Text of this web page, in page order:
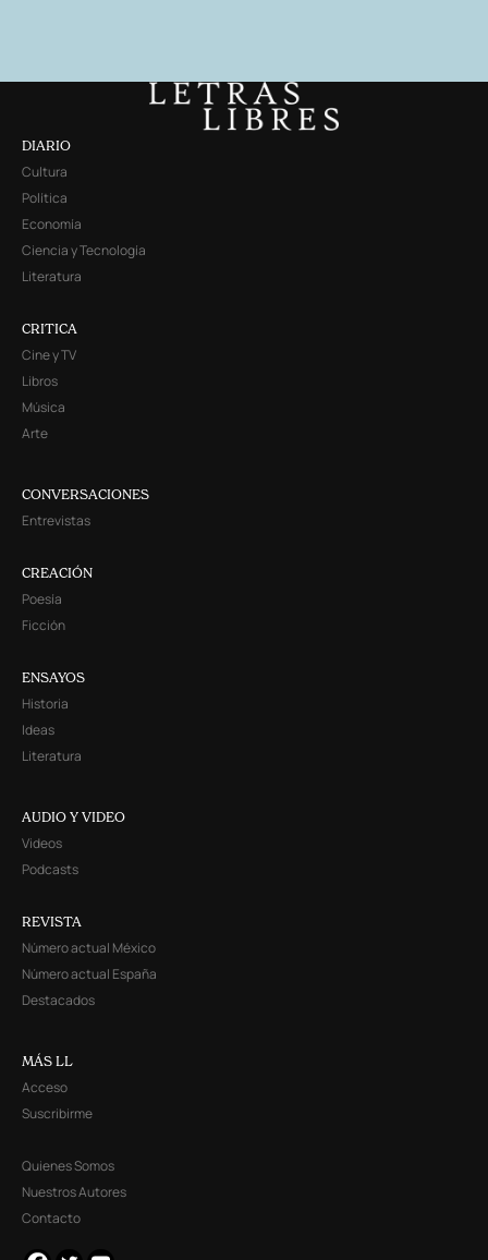
DIARIO
Cultura
Política
Economía
Ciencia y Tecnología
Literatura
CRITICA
Cine y TV
Libros
Música
Arte
CONVERSACIONES
Entrevistas
CREACIÓN
Poesía
Ficción
ENSAYOS
Historia
Ideas
Literatura
AUDIO Y VIDEO
Videos
Podcasts
REVISTA
Número actual México
Número actual España
Destacados
MÁS LL
Acceso
Suscribirme
Quienes Somos
Nuestros Autores
Contacto